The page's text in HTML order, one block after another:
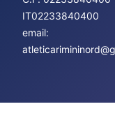
IT02233840400
email: